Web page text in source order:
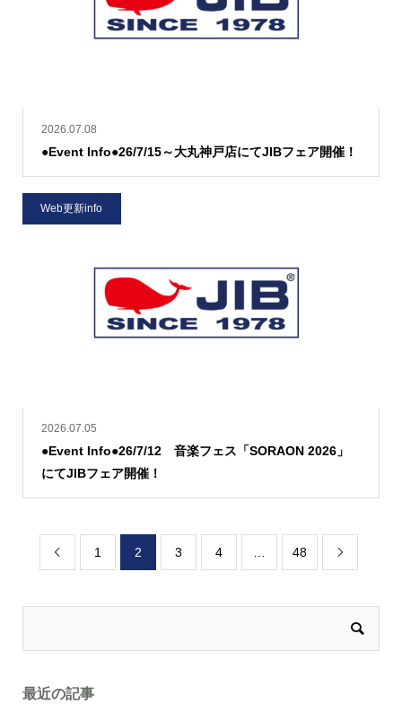
2026.07.08
●Event Info●26/7/15～大丸神戸店にてJIBフェア開催！
2026.07.05
●Event Info●26/7/12 音楽フェス「SORAON 2026」
にてJIBフェア開催！
Web更新info
 1 2 3 4 … 48 
最近の記事